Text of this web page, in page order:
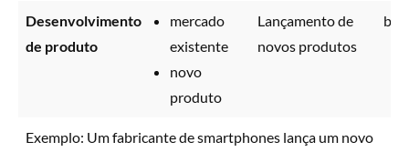
Desenvolvimento
de produto
mercado
existente
novo
produto
Lançamento de
novos produtos
Exemplo: Um fabricante de smartphones lança um novo